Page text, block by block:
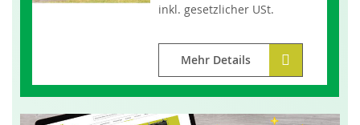
inkl. gesetzlicherUSt.
Mehr Details